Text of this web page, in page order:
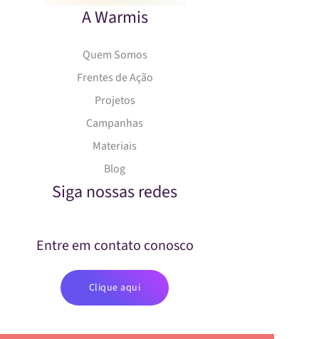
A Warmis
Quem Somos
Frentes de Ação
Projetos
Campanhas
Materiais
Blog
Siga nossas redes
Entre em contato conosco
Clique aqui